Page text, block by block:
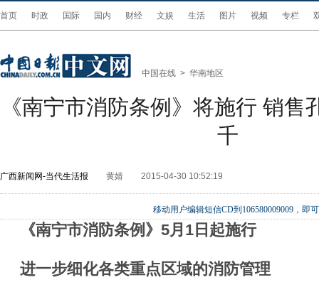
首页 时政 国际 国内 财经 文娱 生活 图片 视频 专栏
中国在线 > 华南地区
《南宁市消防条例》将施行 销售
千
广西新闻网-当代生活报 黄婧 2015-04-30 10:52:19
移动用户编辑短信CD到106580009009，即
《南宁市消防条例》5月1日起施行
进一步细化各类重点区域的消防管理